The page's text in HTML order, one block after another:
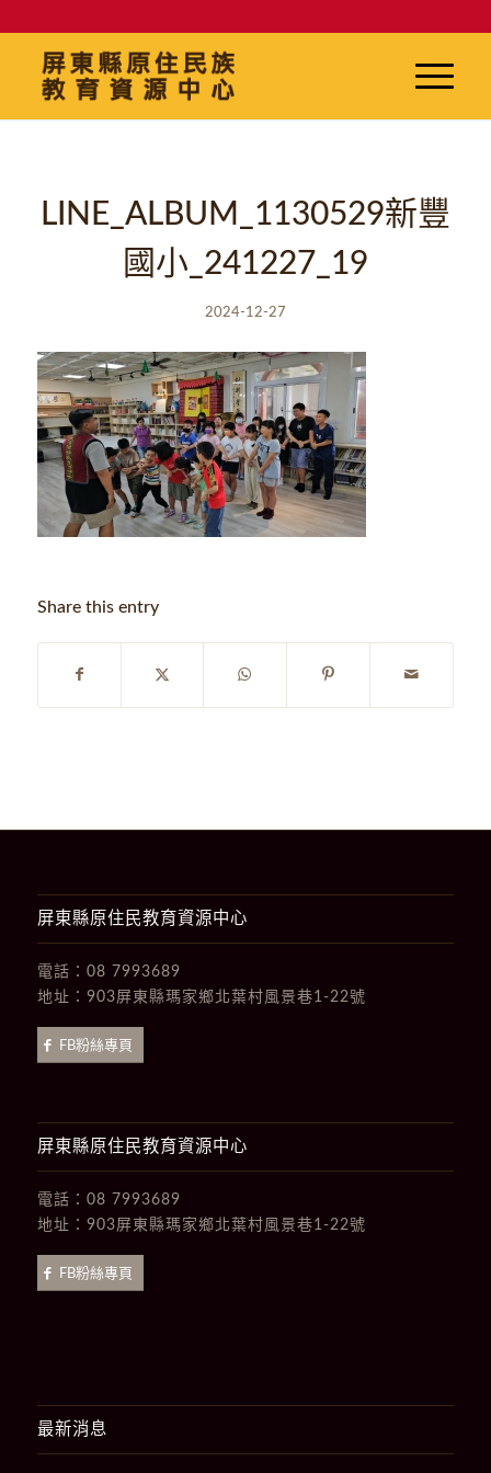
LINE_ALBUM_1130529新豐
國小_241227_19
2024-12-27
Share this entry
屏東縣原住民教育資源中心
電話： 08 7993689
地址： 903屏東縣瑪家鄉北葉村風景巷1-22號
FB粉絲專頁
屏東縣原住民教育資源中心
電話： 08 7993689
地址： 903屏東縣瑪家鄉北葉村風景巷1-22號
FB粉絲專頁
最新消息